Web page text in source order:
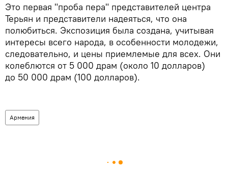
Это первая "проба пера" представителей центра
Терьян и представители надеяться, что она
полюбиться. Экспозиция была создана, учитывая
интересы всего народа, в особенности молодежи,
следовательно, и цены приемлемые для всех. Они
колеблются от 5 000 драм (около 10 долларов)
до 50 000 драм (100 долларов).
Армения